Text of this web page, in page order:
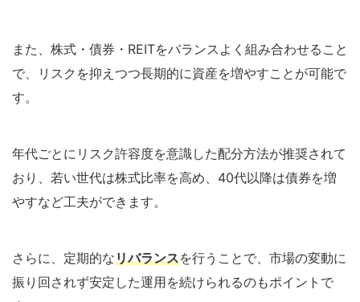
また、株式・債券・REITをバランスよく組み合わせること
で、リスクを抑えつつ長期的に資産を増やすことが可能で
す。
年代ごとにリスク許容度を意識した配分方法が推奨されて
おり、若い世代は株式比率を高め、40代以降は債券を増
やすなど工夫ができます。
さらに、定期的なリバランスを行うことで、市場の変動に
振り回されず安定した運用を続けられるのもポイントで